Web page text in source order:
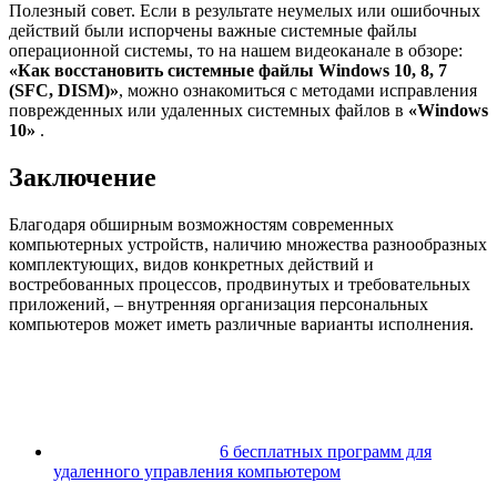
Полезный совет. Если в результате неумелых или ошибочных
действий были испорчены важные системные файлы
операционной системы, то на нашем видеоканале в обзоре:
«Как восстановить системные файлы Windows 10, 8, 7
(SFC, DISM)», можно ознакомиться с методами исправления
поврежденных или удаленных системных файлов в «Windows
10» .
Заключение
Благодаря обширным возможностям современных
компьютерных устройств, наличию множества разнообразных
комплектующих, видов конкретных действий и
востребованных процессов, продвинутых и требовательных
приложений, – внутренняя организация персональных
компьютеров может иметь различные варианты исполнения.
6 бесплатных программ для
удаленного управления компьютером